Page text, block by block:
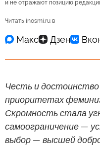
и не отражают позицию
Читать inosmi.ru в
Честь и достоинство
приоритетах
Скромность стала
самоограничение —
выбор — высшей